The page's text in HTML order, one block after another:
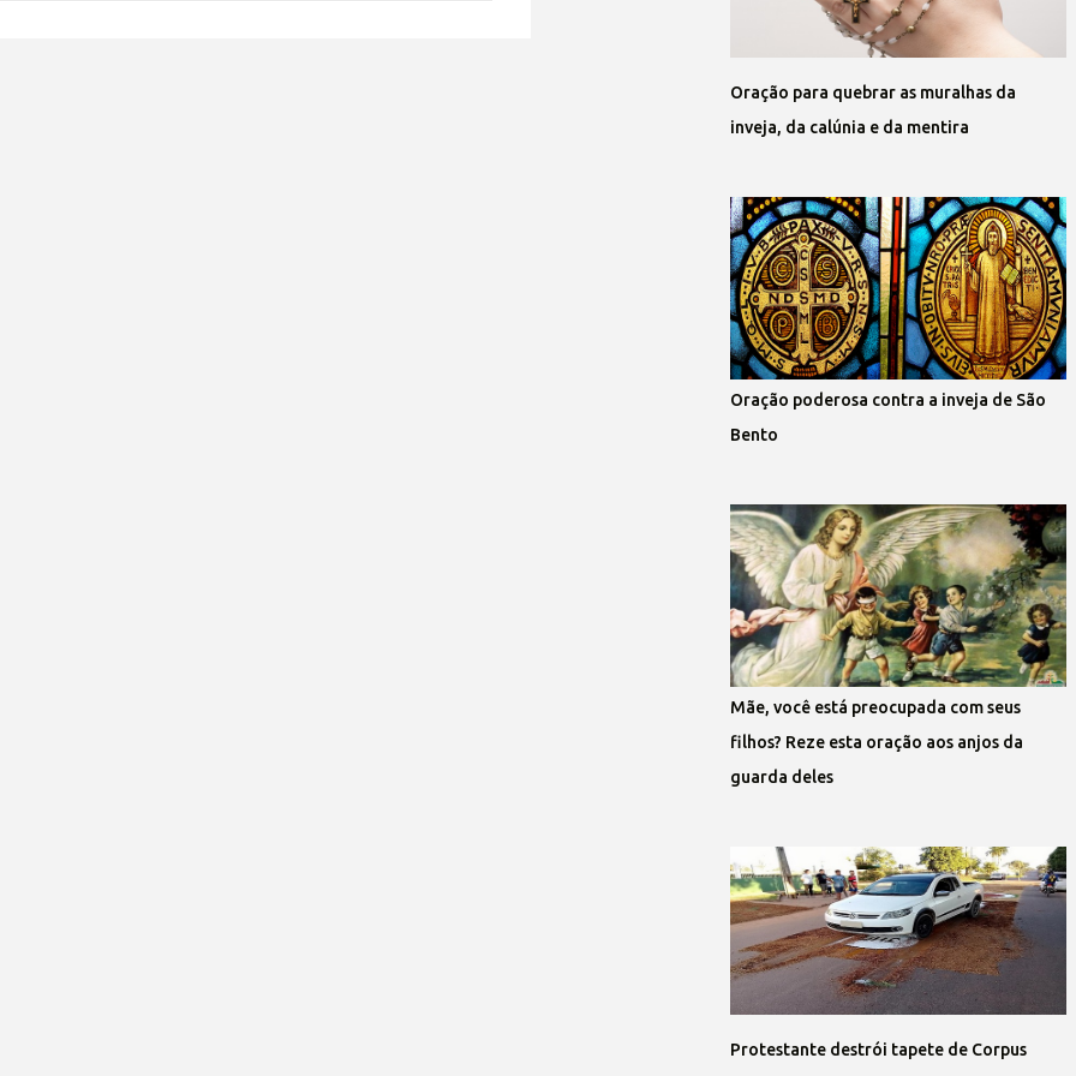
Oração para quebrar as muralhas da
inveja, da calúnia e da mentira
Oração poderosa contra a inveja de São
Bento
Mãe, você está preocupada com seus
filhos? Reze esta oração aos anjos da
guarda deles
Protestante destrói tapete de Corpus